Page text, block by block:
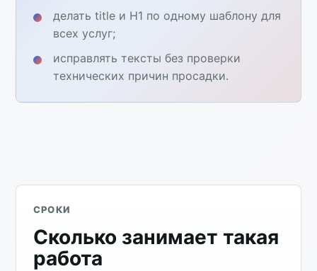
делать title и H1 по одному шаблону для
всех услуг;
исправлять тексты без проверки
технических причин просадки.
СРОКИ
Сколько занимает такая
работа